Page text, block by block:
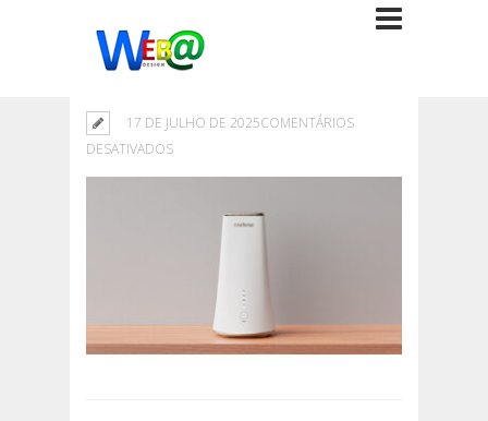
17 DE JULHO DE 2025COMENTÁRIOS
DESATIVADOSEM